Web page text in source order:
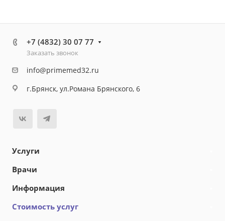
+7 (4832) 30 07 77
Заказать звонок
info@primemed32.ru
г.Брянск, ул.Романа Брянского, 6
Услуги
Врачи
Информация
Стоимость услуг